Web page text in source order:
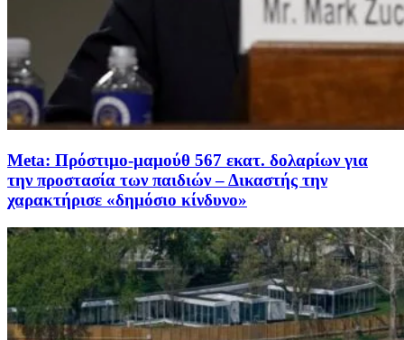
Meta: Πρόστιμο-μαμούθ 567 εκατ. δολαρίων για
την προστασία των παιδιών – Δικαστής την
χαρακτήρισε «δημόσιο κίνδυνο»